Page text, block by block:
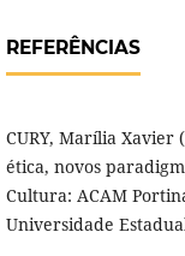
REFERÊNCIAS
CURY, Marília Xavier
ética, novos
Cultura: ACAM
Universidade